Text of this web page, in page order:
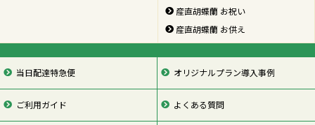
産直胡蝶蘭 お祝い
産直胡蝶蘭 お供え
当日配達特急便 オリジナルプラン導入事例
ご利用ガイド よくある質問